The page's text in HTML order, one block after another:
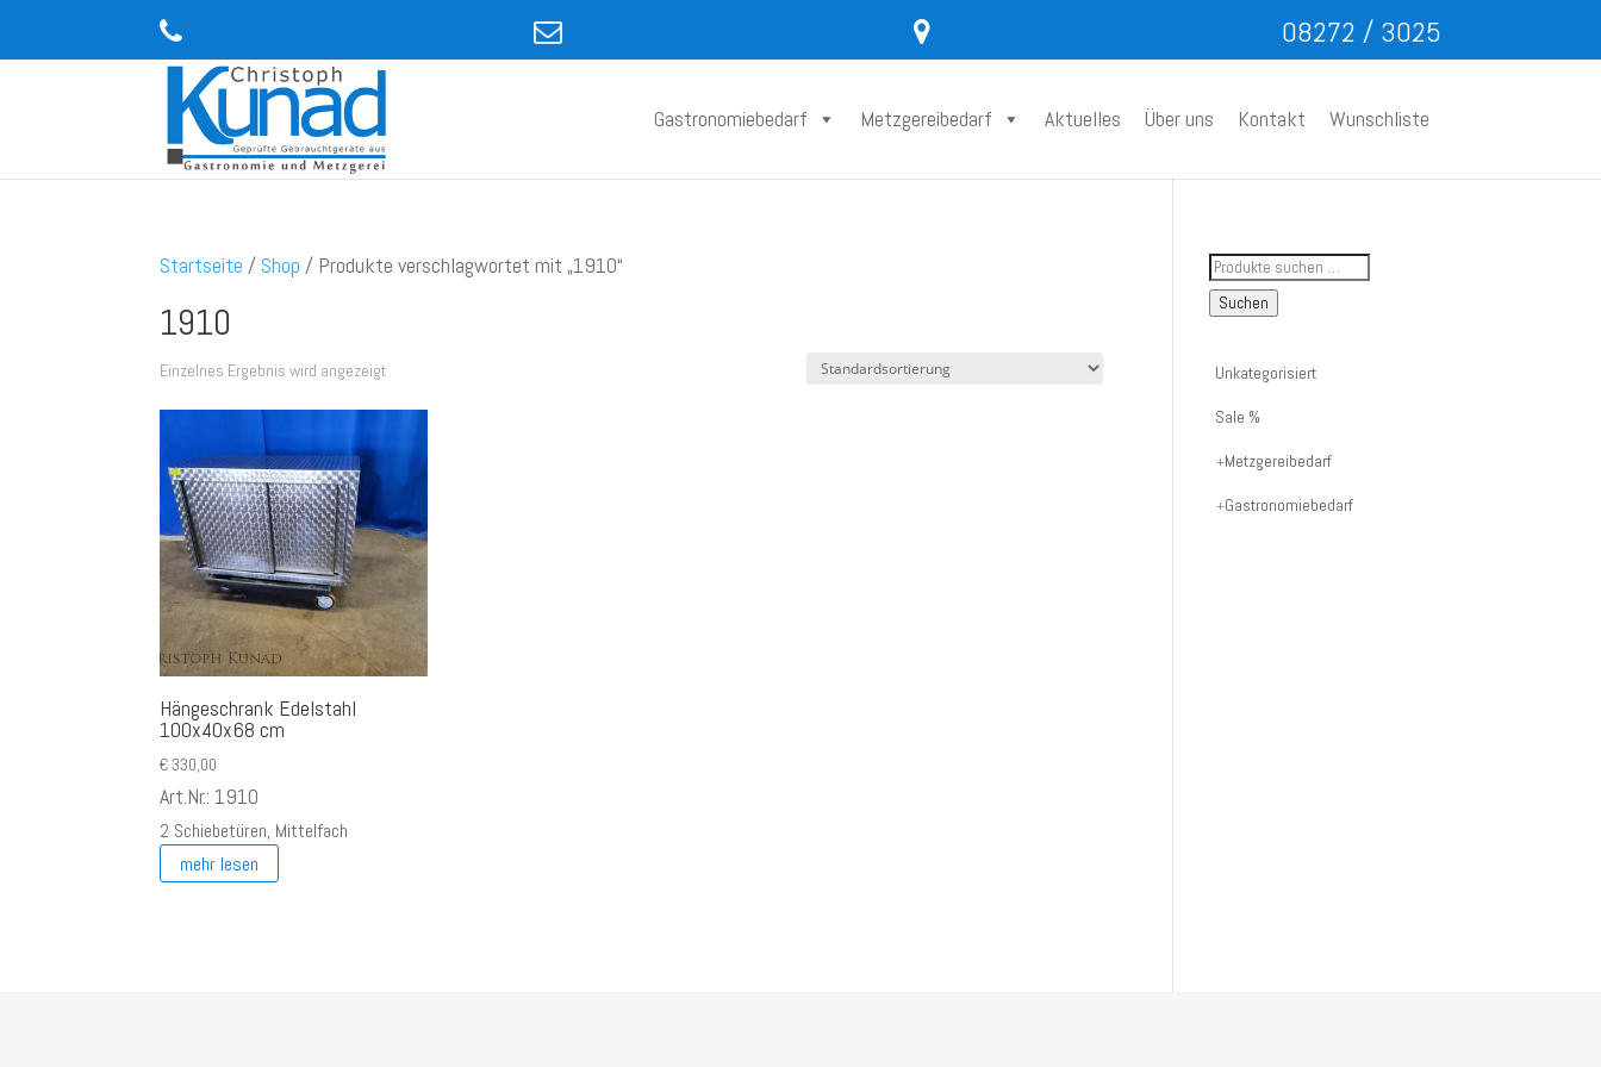
08272 / 3025
Gastronomiebedarf Metzgereibedarf Aktuelles Über uns Kontakt Wunschliste
Startseite / Shop / Produkte verschlagwortet mit „1910“
1910
Einzelnes Ergebnis wird angezeigt
Hängeschrank Edelstahl
100x40x68 cm
€330,00
Art.Nr.: 1910
2 Schiebetüren, Mittelfach
mehr lesen
Suche
nach
oder
Produktname:
Suchen
Unkategorisiert
Sale %
Metzgereibedarf
Gastronomiebedarf